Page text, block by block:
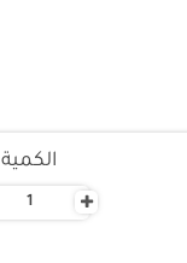
الكمية
+